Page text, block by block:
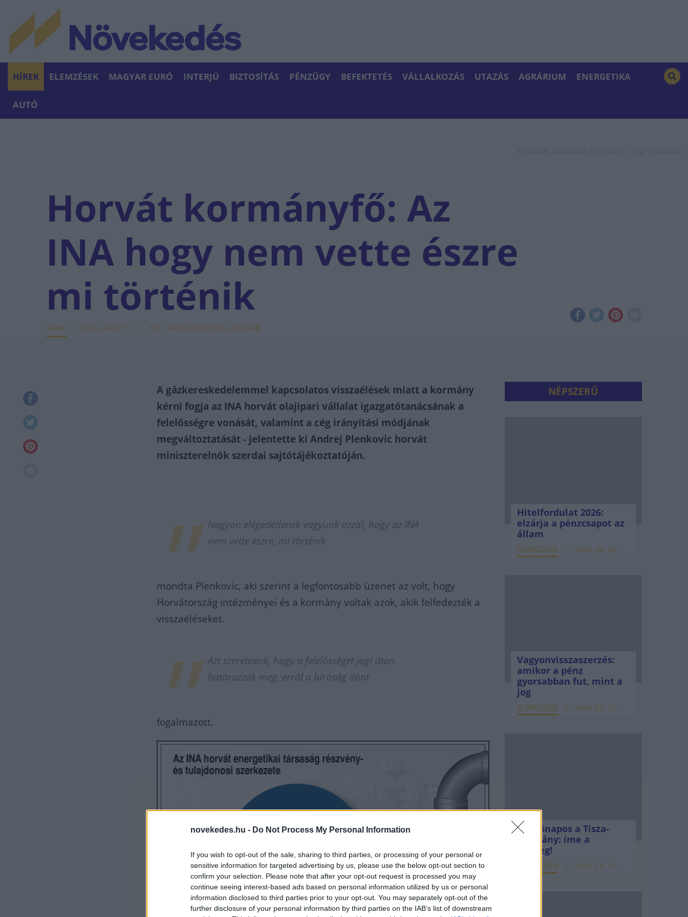
novekedes.hu - Do Not Process My Personal Information
If you wish to opt-out of the sale, sharing to third parties, or processing of your personal or
sensitive information for targeted advertising by us, please use the below opt-out section to
confirm your selection. Please note that after your opt-out request is processed you may
continue seeing interest-based ads based on personal information utilized by us or personal
information disclosed to third parties prior to your opt-out. You may separately opt-out of the
further disclosure of your personal information by third parties on the IAB’s list of downstream
HÍREK ELEMZÉSEK MAGYAR EURÓ INTERJÚ BIZTOSÍTÁS PÉNZÜGY BEFEKTETÉS VÁLLALKOZÁS UTAZÁS AGRÁRIUM ENERGETIKA
AUTÓ
Horvát kormányfő: Az
INA hogy nem vette észre
mi történik
HÍREK 2022. AUG. 31. MTI - KRIJÁK KRISZTINA, ZÁGRÁB
A gázkereskedelemmel kapcsolatos visszaélések miatt a kormány
kérni fogja az INA horvát olajipari vállalat igazgatótanácsának a
felelősségre vonását, valamint a cég irányítási módjának
megváltoztatását - jelentette ki Andrej Plenkovic horvát
miniszterelnök szerdai sajtótájékoztatóján.
Nagyon elégedetlenek vagyunk azzal, hogy az INA
nem vette észre, mi történik
mondta Plenkovic, aki szerint a legfontosabb üzenet az volt, hogy
Horvátország intézményei és a kormány voltak azok, akik felfedezték a
visszaéléseket.
Azt szeretnénk, hogy a felelősséget jogi úton
határozzák meg, erről a bíróság dönt
fogalmazott.
NÉPSZERŰ
Hitelfordulat 2026:
elzárja a pénzcsapot az
állam
ELEMZÉSEK 2026. júl. 22.
Vagyonvisszaszerzés:
amikor a pénz
gyorsabban fut, mint a
jog
ELEMZÉSEK 2026. júl. 21.
Kéthónapos a Tisza-
kormány: íme a
mérleg!
ELEMZÉSEK 2026. júl. 21.